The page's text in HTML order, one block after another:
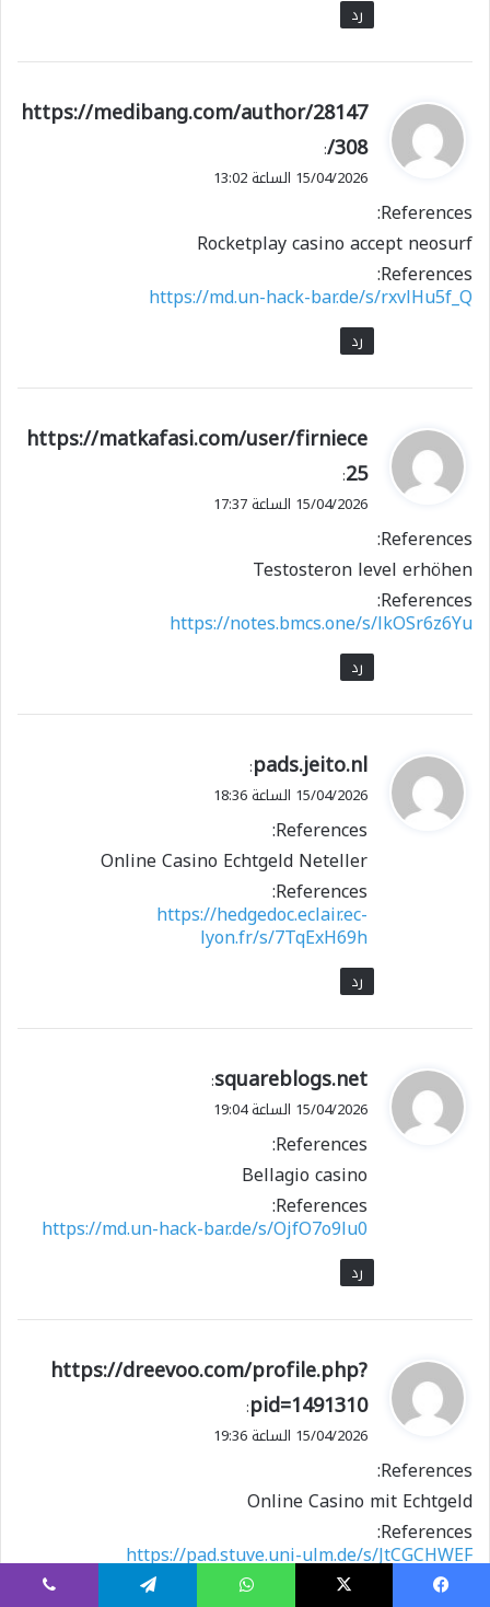
رد
ي
ق
و
ل
https://medibang.com/author/28147
308/
:
15/04/2026 الساعة 13:02
References:
Rocketplay casino accept neosurf
References:
https://md.un-hack-bar.de/s/rxvlHu5f_Q
رد
ي
ق
و
ل
https://matkafasi.com/user/firniece
25
:
15/04/2026 الساعة 17:37
References:
Testosteron level erhöhen
References:
https://notes.bmcs.one/s/lkOSr6z6Yu
رد
ي
ق
ل
pads.jeito.nl
:
15/04/2026 الساعة 18:36
References:
Online Casino Echtgeld Neteller
References:
https://hedgedoc.eclair.ec-
lyon.fr/s/7TqExH69h
رد
ي
ق
ل
squareblogs.net
:
15/04/2026 الساعة 19:04
References:
Bellagio casino
References:
https://md.un-hack-bar.de/s/OjfO7o9lu0
رد
ي
ق
و
ل
https://dreevoo.com/profile.php?
pid=1491310
:
15/04/2026 الساعة 19:36
References:
Online Casino mit Echtgeld
References:
https://pad.stuve.uni-ulm.de/s/JtCGCHWEF